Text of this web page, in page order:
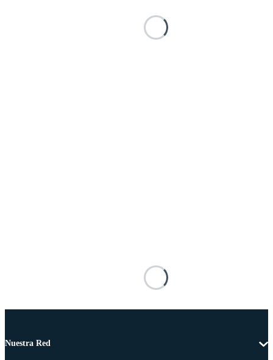
Nuestra Red